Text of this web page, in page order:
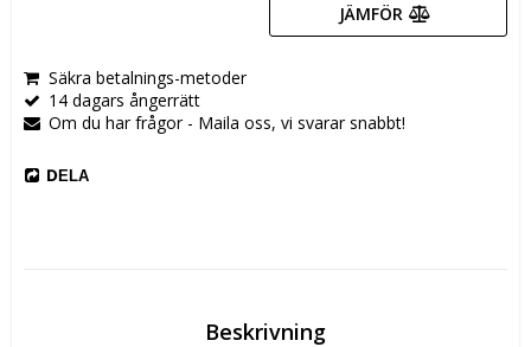
JÄMFÖR
Säkra betalnings-metoder
14 dagars ångerrätt
Om du har frågor - Maila oss, vi svarar snabbt!
DELA
Beskrivning